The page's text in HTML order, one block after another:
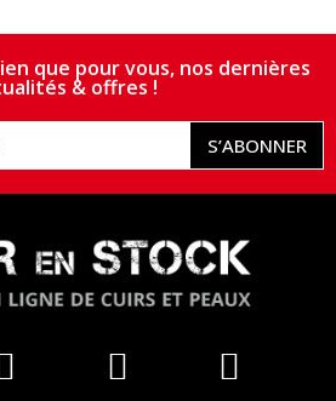
que pour vous, nos dernières
& offres !
S’ABONNER